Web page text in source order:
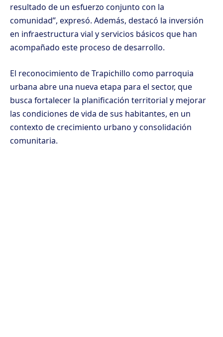
resultado de un esfuerzo conjunto con la
comunidad”, expresó. Además, destacó la inversión
en infraestructura vial y servicios básicos que han
acompañado este proceso de desarrollo.
El reconocimiento de Trapichillo como parroquia
urbana abre una nueva etapa para el sector, que
busca fortalecer la planificación territorial y mejorar
las condiciones de vida de sus habitantes, en un
contexto de crecimiento urbano y consolidación
comunitaria.